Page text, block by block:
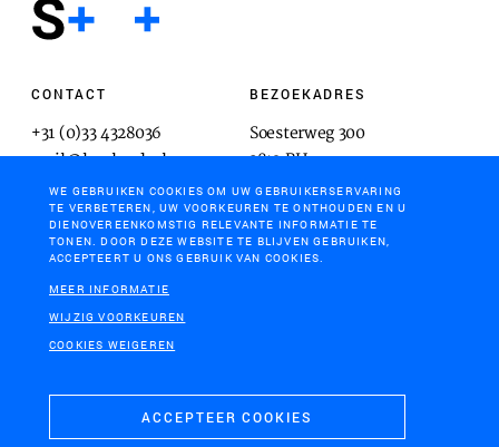
CONTACT
+31 (0)33 4328036
mail@hnsland.nl
BEZOEKADRES
Soesterweg 300
3812 BH
Amersfoort
POSTADRES
Postbus 1603
3800 BP
Amersfoort
COOKIES & PRIVACY
WE GEBRUIKEN COOKIES OM UW GEBRUIKERSERVARING
TE VERBETEREN, UW VOORKEUREN TE ONTHOUDEN EN U
DIENOVEREENKOMSTIG RELEVANTE INFORMATIE TE
TONEN. DOOR DEZE WEBSITE TE BLIJVEN GEBRUIKEN,
ACCEPTEERT U ONS GEBRUIK VAN COOKIES.
MEER INFORMATIE
WIJZIG VOORKEUREN
COOKIES WEIGEREN
ACCEPTEER COOKIES